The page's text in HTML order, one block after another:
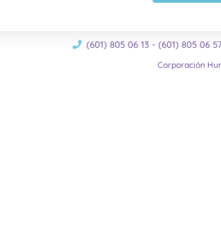
(601) 805 06 13 - (601) 805 06
Corporación